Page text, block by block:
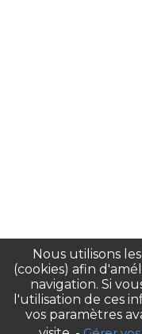
Nous utilisons
(cookies) afin
navigation. Si
l'utilisation de ces
vos paramètres